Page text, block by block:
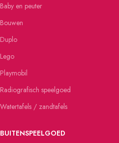
Baby en peuter
Bouwen
Duplo
Lego
Playmobil
Radiografisch speelgoed
Watertafels / zandtafels
BUITENSPEELGOED